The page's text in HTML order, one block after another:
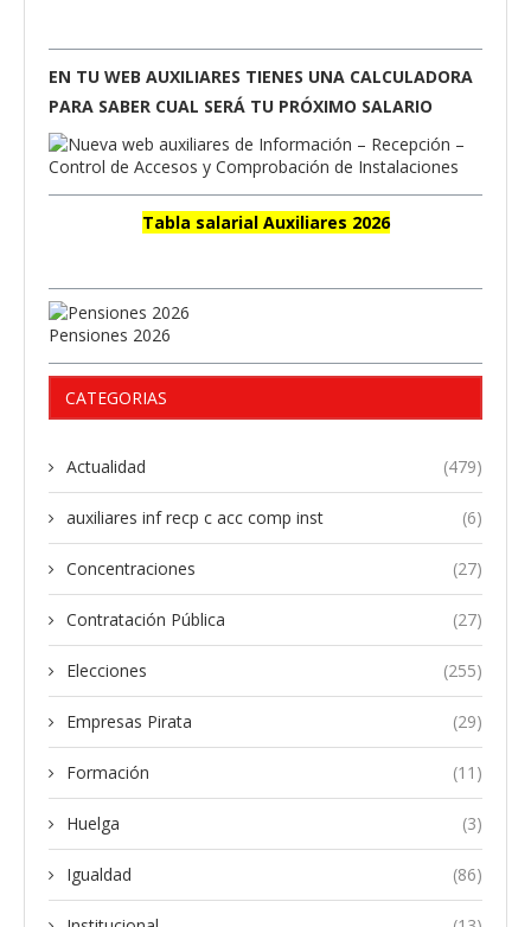
EN TU WEB AUXILIARES TIENES UNA CALCULADORA
PARA SABER CUAL SERÁ TU PRÓXIMO SALARIO
Tabla salarial Auxiliares 2026
Pensiones 2026
CATEGORIAS
Actualidad (479)
auxiliares inf recp c acc comp inst (6)
Concentraciones (27)
Contratación Pública (27)
Elecciones (255)
Empresas Pirata (29)
Formación (11)
Huelga (3)
Igualdad (86)